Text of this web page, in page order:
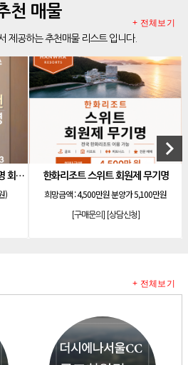
기명
명
기명
명
무기명
기명
브 무기명 회원제
기 기명
천 매물
제공하는 추천매물 리스트 입니다.
+ 전체보기
리솜리조트 제천 54평 법인 무기명 회원제
)
한화리조트 스위트 회원제 무기명
희망금액 :4,500만원 분양가 5,100만원
[구매문의] [상담신청]
keyboard_arrow_right
+ 전체보기